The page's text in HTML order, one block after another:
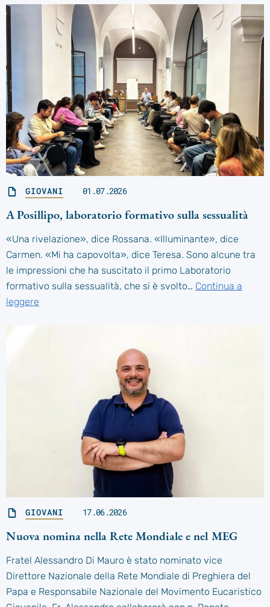
GIOVANI 01.07.2026
A Posillipo, laboratorio formativo sulla sessualità
«Una rivelazione», dice Rossana. «Illuminante», dice
Carmen. «Mi ha capovolta», dice Teresa. Sono alcune tra
le impressioni che ha suscitato il primo Laboratorio
formativo sulla sessualità, che si è svolto… Continua a
leggere
GIOVANI 17.06.2026
Nuova nomina nella Rete Mondiale e nel MEG
Fratel Alessandro Di Mauro è stato nominato vice
Direttore Nazionale della Rete Mondiale di Preghiera del
Papa e Responsabile Nazionale del Movimento Eucaristico